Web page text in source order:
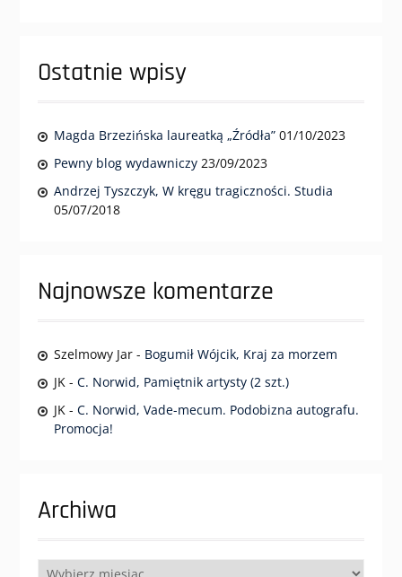
Ostatnie wpisy
Magda Brzezińska laureatką „Źródła” 01/10/2023
Pewny blog wydawniczy 23/09/2023
Andrzej Tyszczyk, W kręgu tragiczności. Studia
05/07/2018
Najnowsze komentarze
Szelmowy Jar- Bogumił Wójcik, Kraj za morzem
JK- C. Norwid, Pamiętnik artysty (2 szt.)
JK- C. Norwid, Vade-mecum. Podobizna autografu.
Promocja!
Archiwa
Archiwa